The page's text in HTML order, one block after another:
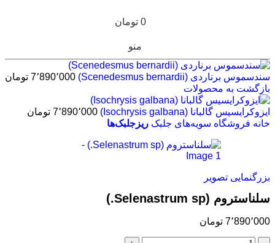
0 تومان
منو
سندسموس برناردی (Scenedesmus bernardii) 7٬890٬000 تومان
بازگشت به محصولات
ایزوکرایسیس گالبانا (Isochrysis galbana) 7٬890٬000 تومان
خانه فروشگاه سویه‌های جلبک ریزجلبک‌ها
بزرگنمایی تصویر
سلناستروم (Selenastrum sp.)
7٬890٬000 تومان